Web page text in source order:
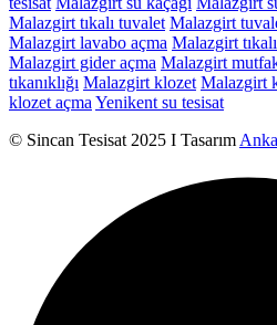
Malazgirt tıkalı tuvalet Malazgirt
Malazgirt lavabo açma Malazgirt
Malazgirt gider açma Malazgirt mutfak
tıkanıklığı Malazgirt klozet Malazgirt
klozet açma Yenikent su tesisat
© Sincan Tesisat 2025 I Tasarım